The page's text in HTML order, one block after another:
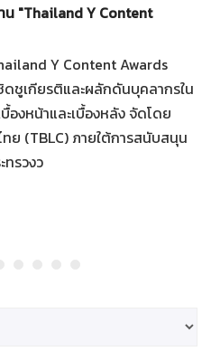
น "Thailand Y Content
Y Content Awards
ดชูเกียรติและผลักดันบุคลากรใน
องหน้าและเบื้องหลัง จัดโดย
ย (TBLC) ภายใต้การสนับสนุน
รวงว